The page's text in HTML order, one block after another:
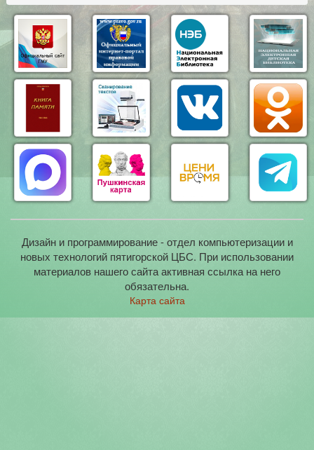
Дизайн и программирование - отдел компьютеризации и
новых технологий пятигорской ЦБС. При использовании
материалов нашего сайта активная ссылка на него
обязательна.
Карта сайта